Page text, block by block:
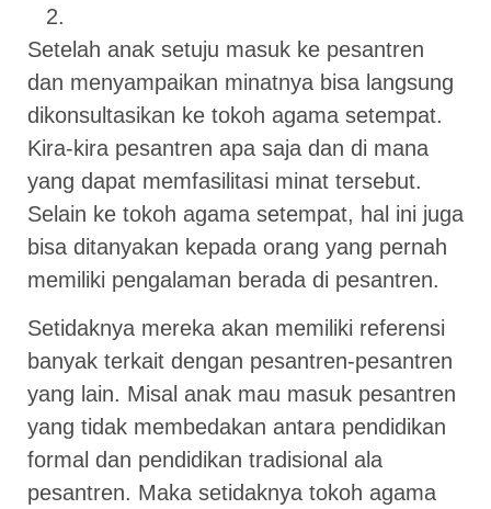
Setelah anak setuju masuk ke pesantren
dan menyampaikan minatnya bisa langsung
dikonsultasikan ke tokoh agama setempat.
Kira-kira pesantren apa saja dan di mana
yang dapat memfasilitasi minat tersebut.
Selain ke tokoh agama setempat, hal ini juga
bisa ditanyakan kepada orang yang pernah
memiliki pengalaman berada di pesantren.
Setidaknya mereka akan memiliki referensi
banyak terkait dengan pesantren-pesantren
yang lain. Misal anak mau masuk pesantren
yang tidak membedakan antara pendidikan
formal dan pendidikan tradisional ala
pesantren. Maka setidaknya tokoh agama